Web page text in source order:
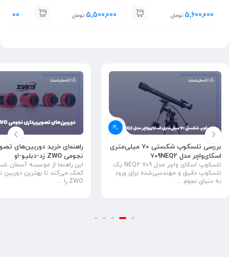
5,600,000 تومان 5,500,000 تومان
بررسی تلسکوپ شکستی ۷۰ میلی‌متری
اسکای‌واچر مدل 709NEQ2
تلسکوپ اسکای واچر مدل 709 NEQ2 یک
تلسکوپ دقیق و مهندسی‌شده برای ورود
به دنیای نجوم ...
راهنمای خرید دوربین‌های
نجومی ZWO زد-دبلیو-او
این راهنما از موسسه آسمان
کمک می‌کند تا بهترین دوربین
ZWO را ...